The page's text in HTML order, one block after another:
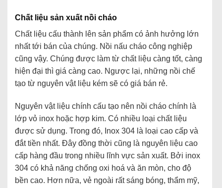
Chất liệu sản xuất nồi cháo
Chất liệu cấu thành lên sản phẩm có ảnh hưởng lớn
nhất tới bán của chúng. Nồi nấu cháo công nghiệp
cũng vậy. Chúng được làm từ chất liệu càng tốt, càng
hiện đại thì giá càng cao. Ngược lại, những nồi chế
tạo từ nguyên vật liệu kém sẽ có giá bán rẻ.
Nguyên vật liệu chính cấu tạo nên nồi cháo chính là
lớp vỏ inox hoặc hợp kim. Có nhiều loại chất liệu
được sử dụng. Trong đó, Inox 304 là loại cao cấp và
đắt tiền nhất. Đây đồng thời cũng là nguyên liệu cao
cấp hàng đầu trong nhiều lĩnh vực sản xuất. Bởi inox
304 có khả năng chống oxi hoá và ăn mòn, cho độ
bền cao. Hơn nữa, vẻ ngoài rất sáng bóng, thẩm mỹ,